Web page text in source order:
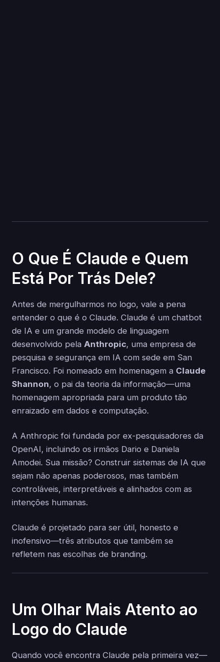
O Que É Claude e Quem
Está Por Trás Dele?
Antes de mergulharmos no logo, vale a pena
entender o que é o Claude. Claude é um chatbot
de IA e um grande modelo de linguagem
desenvolvido pela Anthropic, uma empresa de
pesquisa e segurança em IA com sede em San
Francisco. Foi nomeado em homenagem a Claude
Shannon, o pai da teoria da informação—uma
homenagem apropriada para um produto tão
enraizado em dados e computação.
A Anthropic foi fundada por ex-pesquisadores da
OpenAI, incluindo os irmãos Dario e Daniela
Amodei. Sua missão? Construir sistemas de IA que
sejam não apenas poderosos, mas também
controláveis, interpretáveis e alinhados com as
intenções humanas.
Claude é projetado para ser útil, honesto e
inofensivo—três atributos que também se
refletem nas escolhas de branding.
Um Olhar Mais Atento ao
Logo do Claude
Quando você encontra Claude pela primeira vez—